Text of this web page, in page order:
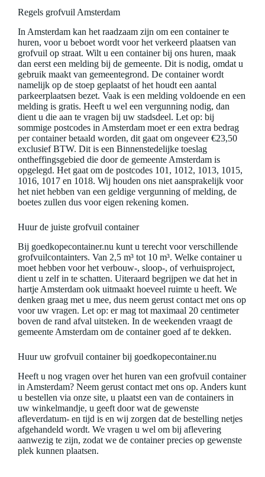
Regels grofvuil Amsterdam
In Amsterdam kan het raadzaam zijn om een container te
huren, voor u beboet wordt voor het verkeerd plaatsen van
grofvuil op straat. Wilt u een container bij ons huren, maak
dan eerst een melding bij de gemeente. Dit is nodig, omdat u
gebruik maakt van gemeentegrond. De container wordt
namelijk op de stoep geplaatst of het houdt een aantal
parkeerplaatsen bezet. Vaak is een melding voldoende en een
melding is gratis. Heeft u wel een vergunning nodig, dan
dient u die aan te vragen bij uw stadsdeel. Let op: bij
sommige postcodes in Amsterdam moet er een extra bedrag
per container betaald worden, dit gaat om ongeveer €23,50
exclusief BTW. Dit is een Binnenstedelijke toeslag
ontheffingsgebied die door de gemeente Amsterdam is
opgelegd. Het gaat om de postcodes 101, 1012, 1013, 1015,
1016, 1017 en 1018. Wij houden ons niet aansprakelijk voor
het niet hebben van een geldige vergunning of melding, de
boetes zullen dus voor eigen rekening komen.
Huur de juiste grofvuil container
Bij goedkopecontainer.nu kunt u terecht voor verschillende
grofvuilcontainters. Van 2,5 m³ tot 10 m³. Welke container u
moet hebben voor het verbouw-, sloop-, of verhuisproject,
dient u zelf in te schatten. Uiteraard begrijpen we dat het in
hartje Amsterdam ook uitmaakt hoeveel ruimte u heeft. We
denken graag met u mee, dus neem gerust contact met ons op
voor uw vragen. Let op: er mag tot maximaal 20 centimeter
boven de rand afval uitsteken. In de weekenden vraagt de
gemeente Amsterdam om de container goed af te dekken.
Huur uw grofvuil container bij goedkopecontainer.nu
Heeft u nog vragen over het huren van een grofvuil container
in Amsterdam? Neem gerust contact met ons op. Anders kunt
u bestellen via onze site, u plaatst een van de containers in
uw winkelmandje, u geeft door wat de gewenste
afleverdatum- en tijd is en wij zorgen dat de bestelling netjes
afgehandeld wordt. We vragen u wel om bij aflevering
aanwezig te zijn, zodat we de container precies op gewenste
plek kunnen plaatsen.